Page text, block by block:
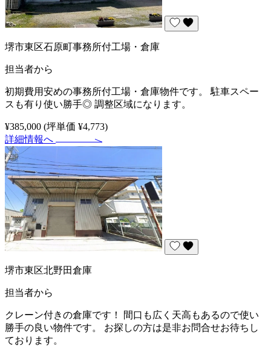
堺市東区石原町事務所付工場・倉庫
担当者から
初期費用安めの事務所付工場・倉庫物件です。 駐車スペー
スも有り使い勝手◎ 調整区域になります。
¥385,000 (坪単価 ¥4,773)
詳細情報へ
堺市東区北野田倉庫
担当者から
クレーン付きの倉庫です！ 間口も広く天高もあるので使い
勝手の良い物件です。 お探しの方は是非お問合せお待ちし
ております。